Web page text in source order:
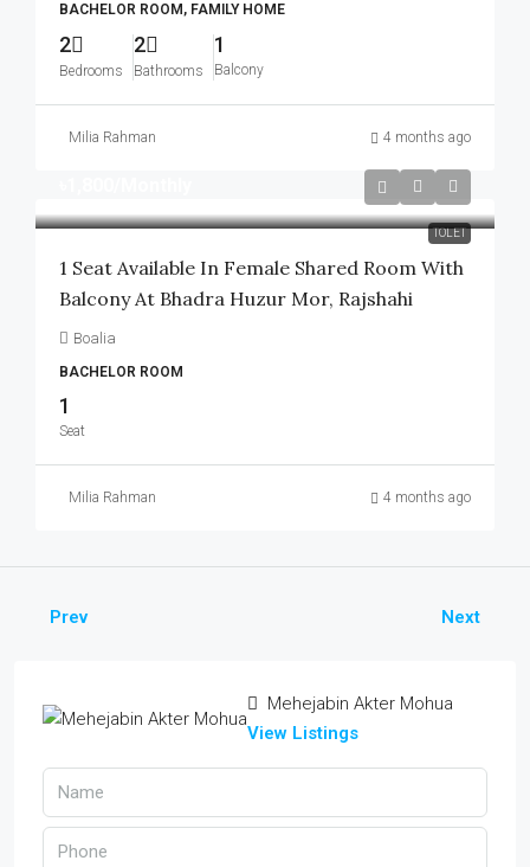
BACHELOR ROOM, FAMILY HOME
2
Bedrooms
2
Bathrooms
1
Balcony
Milia Rahman 4 months ago
TOLET
1 Seat Available In Female Shared Room With
Balcony At Bhadra Huzur Mor, Rajshahi
Boalia
BACHELOR ROOM
1
Seat
Milia Rahman 4 months ago
Prev Next
Mehejabin Akter Mohua
View Listings